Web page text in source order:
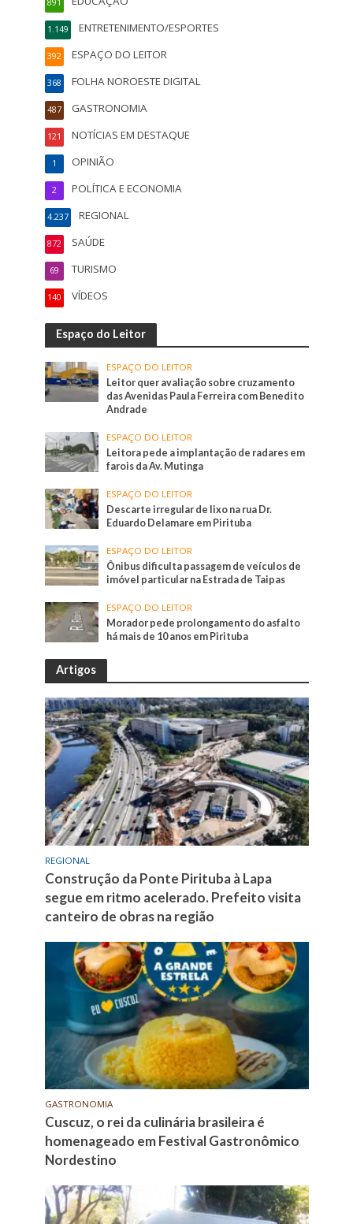
891
ENTRETENIMENTO/ESPORTES
1.149
ESPAÇO DO LEITOR
392
FOLHA NOROESTE DIGITAL
368
GASTRONOMIA
487
NOTÍCIAS EM DESTAQUE
121
OPINIÃO
1
POLÍTICA E ECONOMIA
2
REGIONAL
4.237
SAÚDE
872
TURISMO
69
VÍDEOS
140
Espaço do Leitor
ESPAÇO DO LEITOR
Leitor quer avaliação sobre cruzamento
das Avenidas Paula Ferreira com Benedito
Andrade
ESPAÇO DO LEITOR
Leitora pede a implantação de radares em
farois da Av. Mutinga
ESPAÇO DO LEITOR
Descarte irregular de lixo na rua Dr.
Eduardo Delamare em Pirituba
ESPAÇO DO LEITOR
Ônibus dificulta passagem de veículos de
imóvel particular na Estrada de Taipas
ESPAÇO DO LEITOR
Morador pede prolongamento do asfalto
há mais de 10 anos em Pirituba
Artigos
REGIONAL
Construção da Ponte Pirituba à Lapa
segue em ritmo acelerado. Prefeito visita
canteiro de obras na região
GASTRONOMIA
Cuscuz, o rei da culinária brasileira é
homenageado em Festival Gastronômico
Nordestino